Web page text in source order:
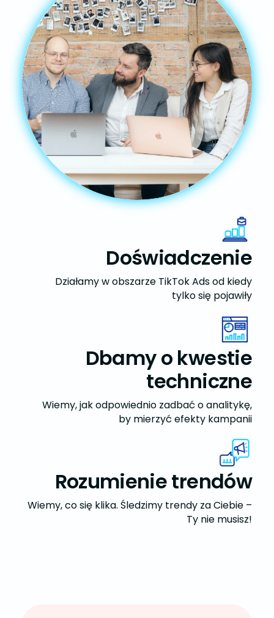
Doświadczenie
Działamy w obszarze TikTok Ads od kiedy
tylko się pojawiły
Dbamy o kwestie
techniczne
Wiemy, jak odpowiednio zadbać o analitykę,
by mierzyć efekty kampanii
Rozumienie trendów
Wiemy, co się klika. Śledzimy trendy za Ciebie –
Ty nie musisz!